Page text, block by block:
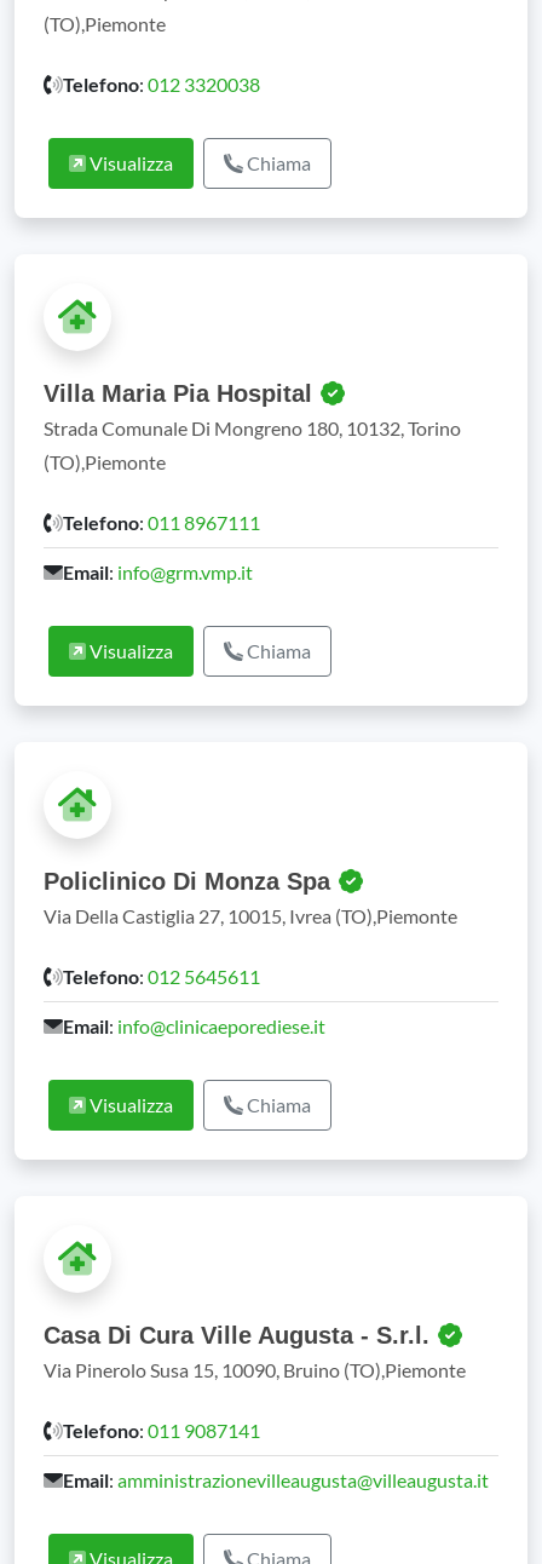
(TO),Piemonte
Telefono: 012 3320038
Visualizza Chiama
Villa Maria Pia Hospital
Strada Comunale Di Mongreno 180, 10132, Torino
(TO),Piemonte
Telefono: 011 8967111
Email: info@grm.vmp.it
Visualizza Chiama
Policlinico Di Monza Spa
Via Della Castiglia 27, 10015, Ivrea (TO),Piemonte
Telefono: 012 5645611
Email: info@clinicaeporediese.it
Visualizza Chiama
Casa Di Cura Ville Augusta - S.r.l.
Via Pinerolo Susa 15, 10090, Bruino (TO),Piemonte
Telefono: 011 9087141
Email: amministrazionevilleaugusta@villeaugusta.it
Visualizza Chiama